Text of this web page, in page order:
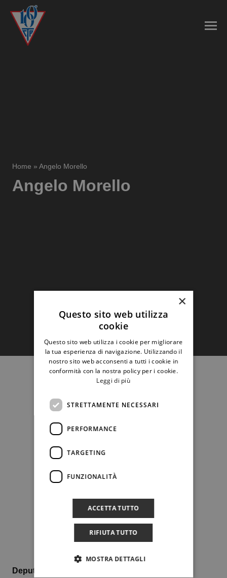
Home » Angelo Morello
Angelo Morello
Deputato agli Interni
×
Questo sito web utilizza
cookie
Questo sito web utilizza i cookie per migliorare
la tua esperienza di navigazione. Utilizzando il
nostro sito web acconsenti a tutti i cookie in
conformità con la nostra policy per i cookie.
Leggi di più
STRETTAMENTE NECESSARI
PERFORMANCE
TARGETING
FUNZIONALITÀ
ACCETTA TUTTO
RIFIUTA TUTTO
MOSTRA DETTAGLI